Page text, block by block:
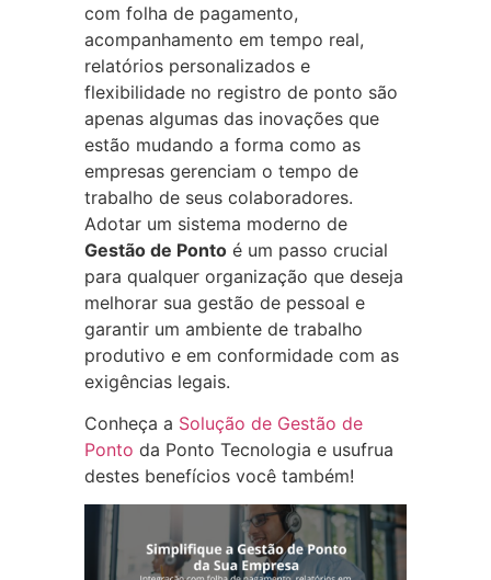
com folha de pagamento,
acompanhamento em tempo real,
relatórios personalizados e
flexibilidade no registro de ponto são
apenas algumas das inovações que
estão mudando a forma como as
empresas gerenciam o tempo de
trabalho de seus colaboradores.
Adotar um sistema moderno de
Gestão de Pontoé um passo crucial
para qualquer organização que deseja
melhorar sua gestão de pessoal e
garantir um ambiente de trabalho
produtivo e em conformidade com as
exigências legais.
Conheça a Solução de Gestão de
Ponto da Ponto Tecnologia e usufrua
destes benefícios você também!